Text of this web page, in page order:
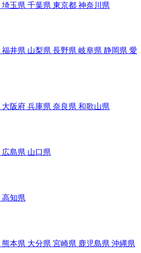
埼玉県 千葉県 東京都 神奈川県
福井県 山梨県 長野県 岐阜県 静岡県 愛
大阪府 兵庫県 奈良県 和歌山県
広島県 山口県
高知県
熊本県 大分県 宮崎県 鹿児島県 沖縄県